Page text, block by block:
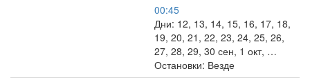
00:45
Дни: 12, 13, 14, 15, 16, 17, 18,
19, 20, 21, 22, 23, 24, 25, 26,
27, 28, 29, 30 сен, 1 окт, …
Остановки: Везде